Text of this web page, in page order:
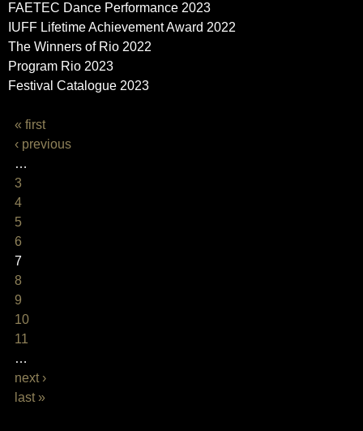
FAETEC Dance Performance 2023
IUFF Lifetime Achievement Award 2022
The Winners of Rio 2022
Program Rio 2023
Festival Catalogue 2023
« first
‹ previous
…
3
4
5
6
7
8
9
10
11
…
next ›
last »